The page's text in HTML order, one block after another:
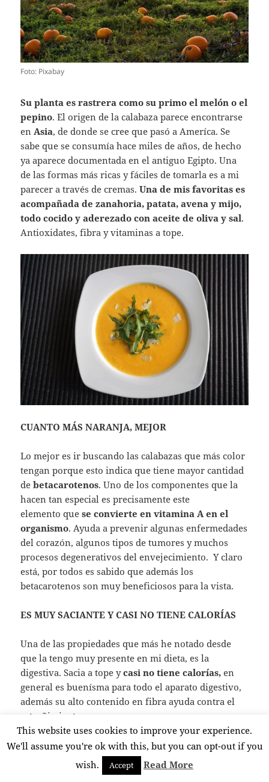
Foto: Pixabay
Su planta es rastrera como su primo el melón o el
pepino. El origen de la calabaza parece encontrarse
enAsia, de donde se cree que pasó a Ameríca. Se
sabe que se consumía hace miles de años, de hecho
ya aparece documentada en el antiguo Egipto. Una
de las formas más ricas y fáciles de tomarla es a mi
parecer a través de cremas.Una de mis favoritas es
acompañada de zanahoria, patata, avena y mijo,
todo cocido y aderezado con aceite de oliva y sal.
Antioxidates, fibra y vitaminas a tope.
CUANTO MÁS NARANJA, MEJOR
Lo mejor es ir buscando las calabazas que más color
tengan porque esto indica que tiene mayor cantidad
debetacarotenos. Uno de los componentes que la
hacen tan especial es precisamente este
elemento quese convierte en vitamina A en el
organismo. Ayuda a prevenir algunas enfermedades
del corazón, algunos tipos de tumores y muchos
procesos degenerativos del envejecimiento. Y claro
está, por todos es sabido que además los
betacarotenos son muy beneficiosos para la vista.
ES MUY SACIANTE Y CASI NO TIENE CALORÍAS
Una de las propiedades que más he notado desde
que la tengo muy presente en mi dieta, es la
digestiva. Sacia a tope ycasi no tiene calorías, en
general es buenísma para todo el aparato digestivo,
además su alto contenido en fibra ayuda contra el
estreñimiento.
EL NIVEL DE ÁZUCAR A RAYA
Esta hortaliza tiene la capacidad de controlar los
This website uses cookies to improve your experience.
We'll assume you're ok with this, but you can opt-out if you
wish.
Accept Read More